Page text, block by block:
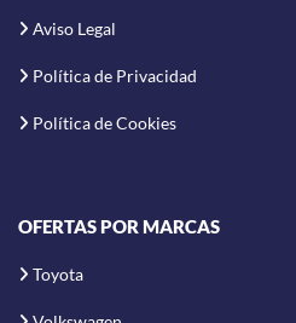
Aviso Legal
Política de Privacidad
Política de Cookies
OFERTAS POR MARCAS
Toyota